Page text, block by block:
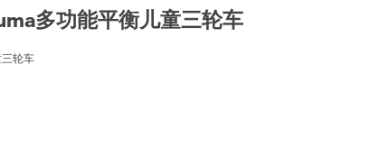
多功能平衡儿童三轮车
轮车